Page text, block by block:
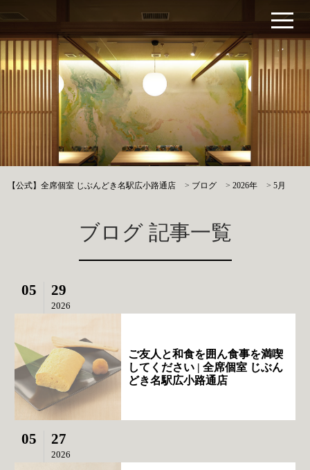
【公式】全席個室 じぶんどき名駅広小路通店 > ブログ >2026年 >5月
ブログ 記事一覧
05 29
2026
ご友人と和食を囲ん食事を満喫
してください | 全席個室 じぶん
どき名駅広小路通店
05 27
2026